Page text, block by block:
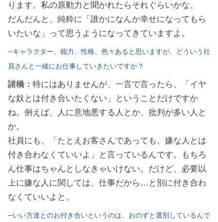
ります。私の原動力と聞かれたらそれぐらいかな。
だんだんと、純粋に「誰かになんか幸せになってもら
いたいな」って思うようになってきていますよ。
─キャラクター、能力、性格、色々あると思いますが、どういう社
員さんと一緒にお仕事していきたいですか？
諸橋： 特にはありませんが、一言で言ったら、「イヤ
な奴とは付き合いたくない」ということだけですか
ね。例えば、人に意地悪する人とか、批判が多い人と
か。
社員にも、「たとえお客さんであっても、嫌な人とは
付き合わなくていいよ」と言っているんです。もちろ
ん仕事はちゃんとしなきゃいけない。だけど、必要以
上に嫌な人に関しては、仕事だから…と別に付き合わ
なくていいよと。
─いい方達とのお付き合いというのは、おのずと選別しているんで